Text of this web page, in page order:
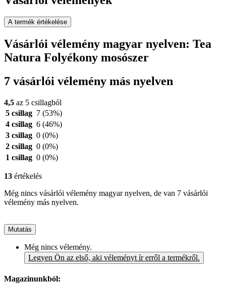
A termék értékelése
Vásárlói vélemény magyar nyelven: Tea
Natura Folyékony mosószer
7 vásárlói vélemény más nyelven
4,5 az 5 csillagból
5 csillag 7 (53%)
4 csillag 6 (46%)
3 csillag 0 (0%)
2 csillag 0 (0%)
1 csillag 0 (0%)
13 értékelés
Még nincs vásárlói vélemény magyar nyelven, de van 7 vásárlói
vélemény más nyelven.
Mutatás
Még nincs vélemény.
Legyen Ön az első, aki véleményt ír erről a termékről.
Magazinunkból: